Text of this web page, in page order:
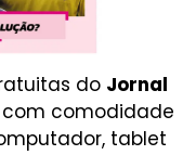
do Jornal
comodidade
tablet